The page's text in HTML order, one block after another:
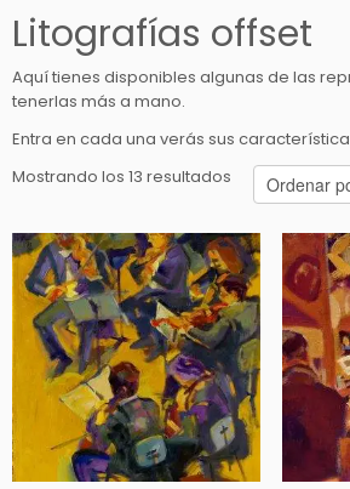
Litografías offset
Aquí tienes disponibles algunas de las
tenerlas más a mano.
Entra en cada una verás sus
Mostrando los 13 resultados Ordenado
por